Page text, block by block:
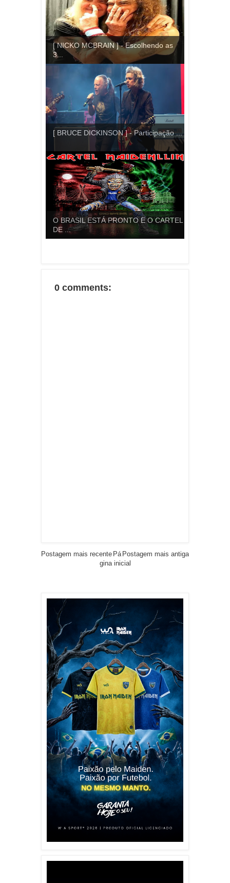
[ NICKO MCBRAIN ] - Escolhendo as
3...
[ BRUCE DICKINSON ] - Participação ...
O BRASIL ESTÁ PRONTO E O CARTEL
DE ...
0 comments:
Postagem mais recente Postagem mais antiga
Pá
gina inicial